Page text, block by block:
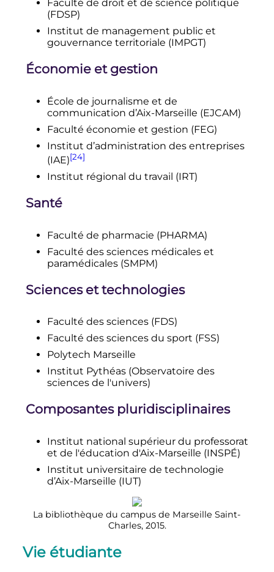
Faculté de droit et de science politique
(FDSP)
Institut de management public et
gouvernance territoriale (IMPGT)
Économie et gestion
École de journalisme et de
communication d’Aix-Marseille (EJCAM)
Faculté économie et gestion (FEG)
Institut d’administration des entreprises
(IAE)[24]
Institut régional du travail (IRT)
Santé
Faculté de pharmacie (PHARMA)
Faculté des sciences médicales et
paramédicales (SMPM)
Sciences et technologies
Faculté des sciences (FDS)
Faculté des sciences du sport (FSS)
Polytech Marseille
Institut Pythéas (Observatoire des
sciences de l'univers)
Composantes pluridisciplinaires
Institut national supérieur du professorat
et de l'éducation d'Aix-Marseille (INSPÉ)
Institut universitaire de technologie
d’Aix-Marseille (IUT)
La bibliothèque du campus de Marseille Saint-
Charles, 2015.
Vie étudiante